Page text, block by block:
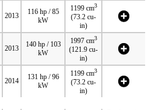
2013
116 hp / 85
kW
1199 cm3
(73.2 cu-
in)
2013
140 hp / 103
kW
1997 cm3
(121.9 cu-
in)
2014
131 hp / 96
kW
1199 cm3
(73.2 cu-
in)